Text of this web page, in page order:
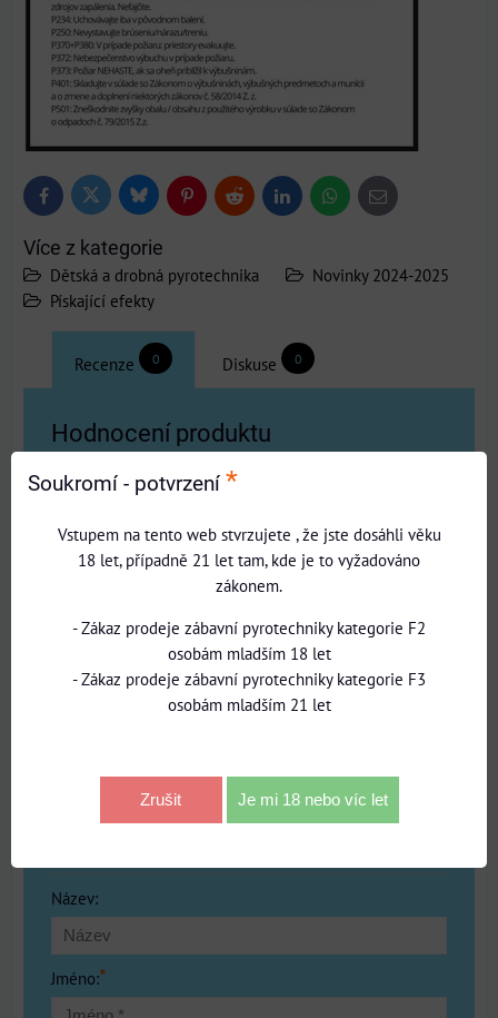
FacebookTwitter BlueskyPinterestReddit LinkedInWhatsApp
E-
mail
Více z kategorie
Dětská a drobná pyrotechnika
Novinky 2024-2025
Pískající efekty
Recenze 0 Diskuse 0
Hodnocení produktu
5/5
Přidat recenzi
Název:
Jméno:*
Soukromí - potvrzení *
Vstupem na tento web stvrzujete , že jste dosáhli věku
18 let, případně 21 let tam, kde je to vyžadováno
zákonem.
- Zákaz prodeje zábavní pyrotechniky kategorie F2
osobám mladším 18 let
- Zákaz prodeje zábavní pyrotechniky kategorie F3
osobám mladším 21 let
Zrušit Je mi 18 nebo víc let